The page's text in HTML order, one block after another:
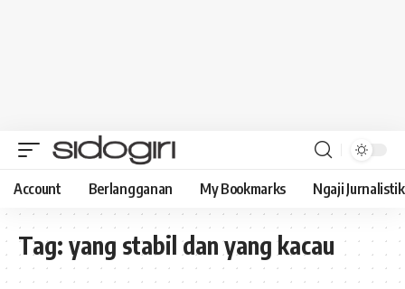
Account Berlangganan My Bookmarks Ngaji Jurnalistik
Tag: yang stabil dan yang kacau